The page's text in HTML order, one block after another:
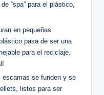
“spa”⁤ para el plástico,‍
en pequeñas
⁢pasa ⁣de ⁢ser‍ una
para el reciclaje.
escamas ⁣se funden y‌ se
listos para‍ ser